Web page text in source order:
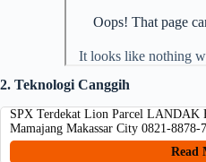
2. Teknologi Canggih
SPX Terdekat Lion Parcel LANDAK
Mamajang Makassar City 0821-8878-
Read